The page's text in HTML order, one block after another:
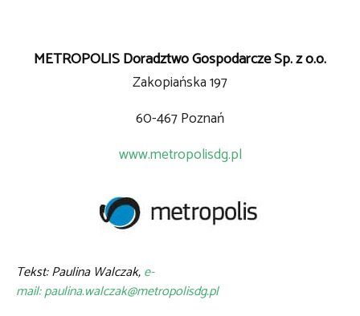
METROPOLIS Doradztwo Gospodarcze Sp. z o.o.
Zakopiańska 197
60-467 Poznań
www.metropolisdg.pl
Tekst: Paulina Walczak,e-
mail: paulina.walczak@metropolisdg.pl